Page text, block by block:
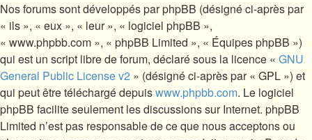
Nos forums sont développés par phpBB (désigné ci-après par
« ils », « eux », « leur », « logiciel phpBB »,
« www.phpbb.com », « phpBB Limited », « Équipes phpBB »)
qui est un script libre de forum, déclaré sous la licence « GNU
General Public License v2 » (désigné ci-après par « GPL ») et
qui peut être téléchargé depuiswww.phpbb.com. Le logiciel
phpBB facilite seulement les discussions sur Internet. phpBB
Limited n’est pas responsable de ce que nous acceptons ou